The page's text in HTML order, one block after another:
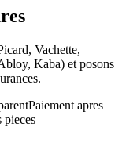
Vachette,
Kaba) et posons
Paiement apres
pieces